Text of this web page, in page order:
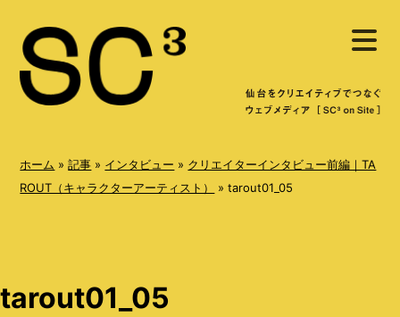
e
メ
ニ
を
開
く
ホーム »記事 » インタビュー » クリエイターインタビュー前編｜TA
ROUT（キャラクターアーティスト）
»tarout01_05
tarout01_05